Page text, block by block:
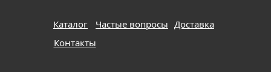
Каталог Доставка
Частые вопросы
Контакты